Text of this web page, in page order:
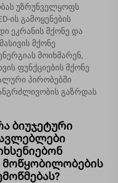
უზრუნველყოფს
ის გამოყენების
ეკრანის მქონე და
მქონე
მოიხმარენ,
ფუნქციების მქონე
პირობებში
გაზრდას
ბიუჯეტური